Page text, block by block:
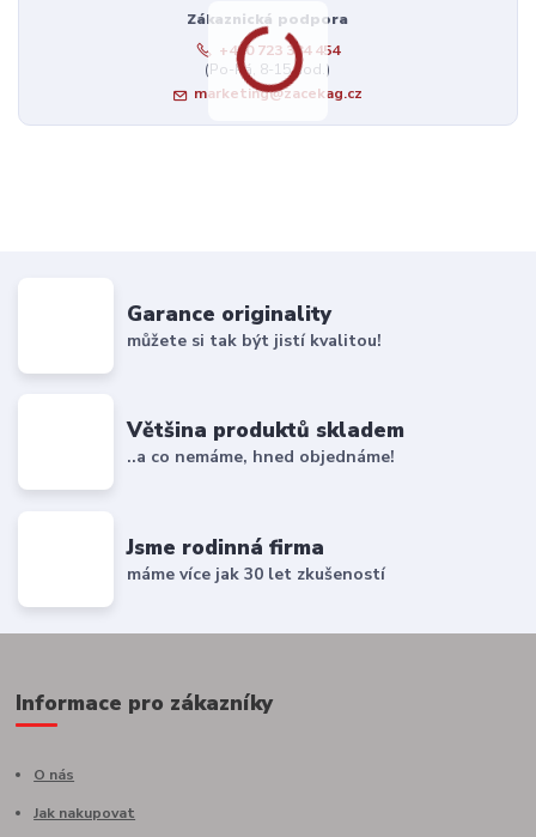
Zákaznická podpora
+420 723 384 454
(Po-Pá, 8-15 hod.)
marketing@zacekag.cz
Garance originality
můžete si tak být jistí kvalitou!
Většina produktů skladem
..a co nemáme, hned objednáme!
Jsme rodinná firma
máme více jak 30 let zkušeností
Informace pro zákazníky
O nás
Jak nakupovat